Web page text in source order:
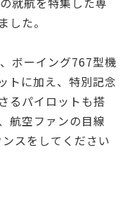
た。
ボーイング767型機
トに加え、特別記念
るパイロットも搭
航空ファンの目線
スをしてください